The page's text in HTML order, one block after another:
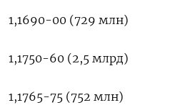
1,1690-00 (729 млн)
1,1750-60 (2,5 млрд)
1,1765-75 (752 млн)